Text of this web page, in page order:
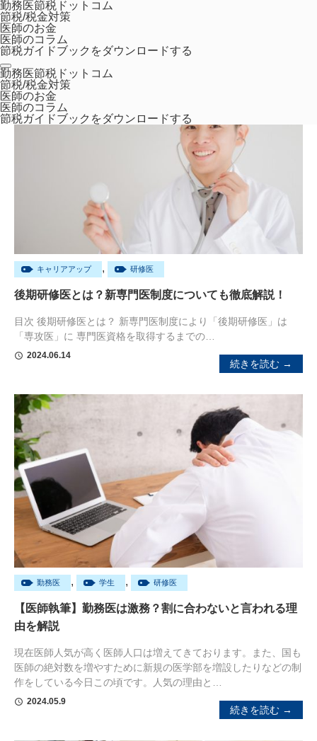
勤務医節税ドットコム
節税/税金対策
医師のお金
医師のコラム
節税ガイドブックをダウンロードする
勤務医節税ドットコム
節税/税金対策
医師のお金
医師のコラム
節税ガイドブックをダウンロードする
キャリアアップ , 研修医
後期研修医とは？新専門医制度についても徹底解説！
目次 後期研修医とは？ 新専門医制度により「後期研修医」は
「専攻医」に 専門医資格を取得するまでの…
schedule 2024.06.14
続きを読む →
勤務医 , 学生 , 研修医
【医師執筆】勤務医は激務？割に合わないと言われる理
由を解説
現在医師人気が高く医師人口は増えてきております。また、国も
医師の絶対数を増やすために新規の医学部を増設したりなどの制
作をしている今日この頃です。人気の理由と…
schedule 2024.05.9
続きを読む →